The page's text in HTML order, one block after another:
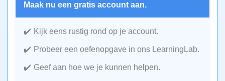
Maak nu een gratis account aan.
Kijk eens rustig rond op je account.
Probeer een oefenopgave in ons LearningLab.
Geef aan hoe we je kunnen helpen.